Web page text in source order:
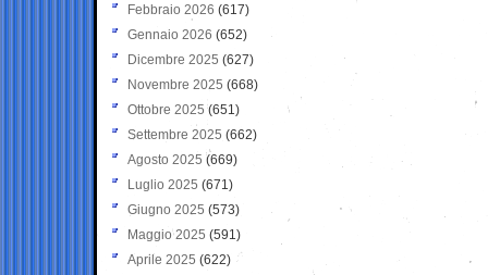
Febbraio 2026 (617)
Gennaio 2026 (652)
Dicembre 2025 (627)
Novembre 2025 (668)
Ottobre 2025 (651)
Settembre 2025 (662)
Agosto 2025 (669)
Luglio 2025 (671)
Giugno 2025 (573)
Maggio 2025 (591)
Aprile 2025 (622)